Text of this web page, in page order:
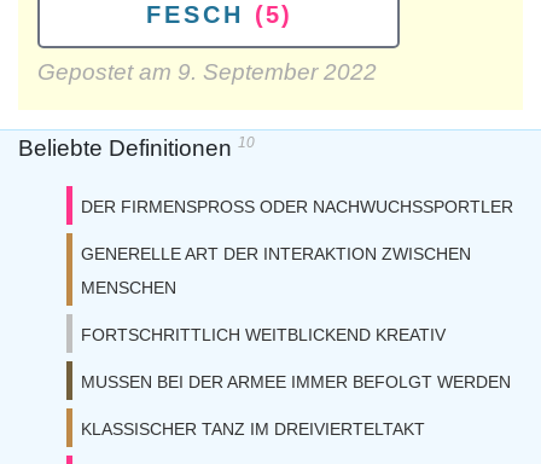
FESCH (5)
Gepostet am 9. September 2022
Beliebte Definitionen 10
DER FIRMENSPROSS ODER NACHWUCHSSPORTLER
GENERELLE ART DER INTERAKTION ZWISCHEN
MENSCHEN
FORTSCHRITTLICH WEITBLICKEND KREATIV
MUSSEN BEI DER ARMEE IMMER BEFOLGT WERDEN
KLASSISCHER TANZ IM DREIVIERTELTAKT